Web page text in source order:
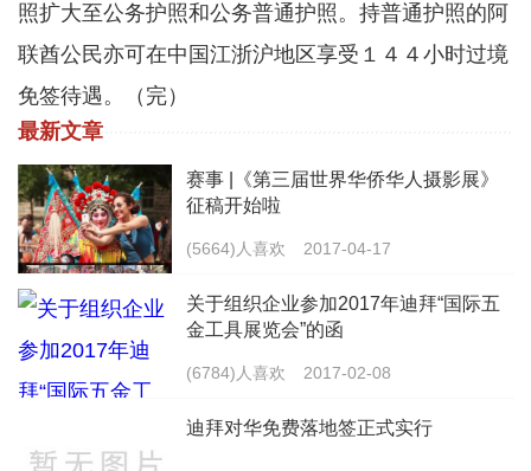
照扩大至公务护照和公务普通护照。持普通护照的阿
联酋公民亦可在中国江浙沪地区享受１４４小时过境
免签待遇。（完）
最新文章
赛事 |《第三届世界华侨华人摄影展》
征稿开始啦
(5664)人喜欢 2017-04-17
关于组织企业参加2017年迪拜“国际五
金工具展览会”的函
(6784)人喜欢 2017-02-08
迪拜对华免费落地签正式实行